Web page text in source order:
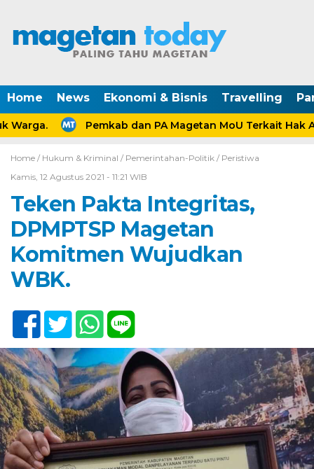
Home News Ekonomi & Bisnis Travelling
Pemkab dan PA Magetan MoU Terkait Hak
Home / Hukum & Kriminal / Pemerintahan-Politik / Peristiwa
Kamis, 12 Agustus 2021 - 11:21 WIB
Teken Pakta Integritas,
DPMPTSP Magetan
Komitmen Wujudkan
WBK.